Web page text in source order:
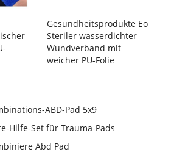
Gesundheitsprodukte Eo
Steriler wasserdichter
Wundverband mit
weicher PU-Folie
ABD-Pad 5x9
Hilfe-Set für Trauma-Pads
Abd Pad